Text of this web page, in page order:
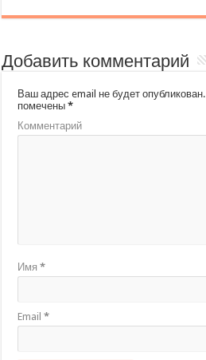
Добавить комментарий
Ваш адрес email не будет опубликован.
помечены*
Комментарий
Имя*
Email*